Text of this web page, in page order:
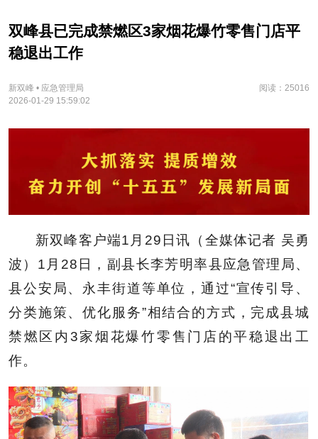
双峰县已完成禁燃区3家烟花爆竹零售门店平
稳退出工作
新双峰 • 应急管理局
阅读：25016
2026-01-29 15:59:02
新双峰客户端1月29日讯（全媒体记者 吴勇
波）1月28日，副县长李芳明率县应急管理局、
县公安局、永丰街道等单位，通过“宣传引导、
分类施策、优化服务”相结合的方式，完成县城
禁燃区内3家烟花爆竹零售门店的平稳退出工
作。